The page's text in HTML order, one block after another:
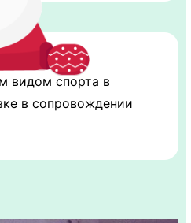
предстоит
видом спорта в
в сопровождении